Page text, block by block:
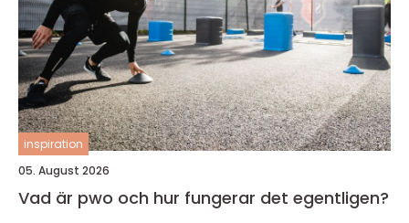
inspiration
05. August 2026
Vad är pwo och hur fungerar det egentligen?